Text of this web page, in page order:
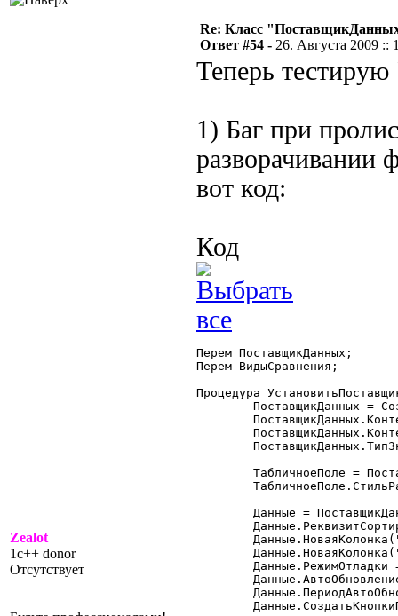
Zealot
1c++ donor
Отсутствует
Re: Класс
Ответ #54 - 26. Августа 2009 ::
Теперь
1) Баг при
вот код:
Код
Перем ПоставщикДанных;
Перем ВидыСравнения;
Процедура